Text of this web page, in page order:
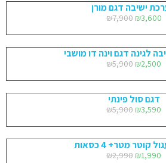
ישיבה דגם מורן
₪7,900 ₪3,600
לגינה דגם וינה דו מושבי
₪5,900 ₪2,500
דגם סול פינתי
₪5,900 ₪3,590
קוטר מטר+ 4 כסאות
₪2,990 ₪1,990